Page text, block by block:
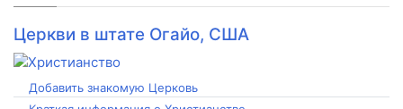
Церкви в штате Огайо, США
Добавить знакомую Церковь